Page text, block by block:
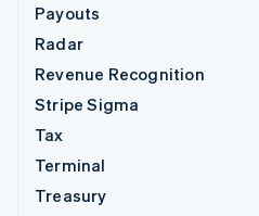
Payouts
Radar
Revenue Recognition
Stripe Sigma
Tax
Terminal
Treasury